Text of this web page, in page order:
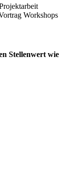
Workshops
Stellenwert wie